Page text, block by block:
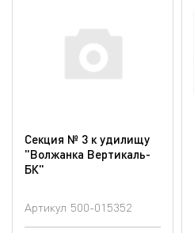
Секция № 3 к удилищу
"Волжанка Вертикаль-
БК"
Артикул 500-015352